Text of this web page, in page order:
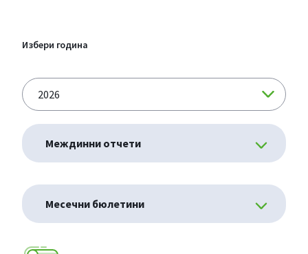
Избери година
Междинни отчети
Месечни бюлетини